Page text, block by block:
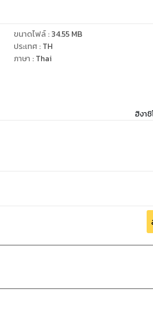
รีชั้นสูงผู้สวยงาม อย่างไรก็ตาม หลายคนที่เ
งใดก็ทางหนึ่ง ประหนึ่งยูกิโฮะซุกซ่อนความด
กือบยี่สิบปีที่ซาซางากิมุ่งมั่นคลี่คลายคดีฆาต
ขนาดไฟล์: 34.55 MB
ประเทศ : TH
ภาษา : Thai
ฮิงาชิ